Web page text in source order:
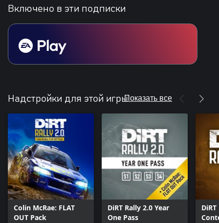
Включено в эти подписки
Надстройки для этой игрыПоказать все
Colin McRae: FLAT
OUT Pack
DiRT Rally 2.0 Year
One Pass